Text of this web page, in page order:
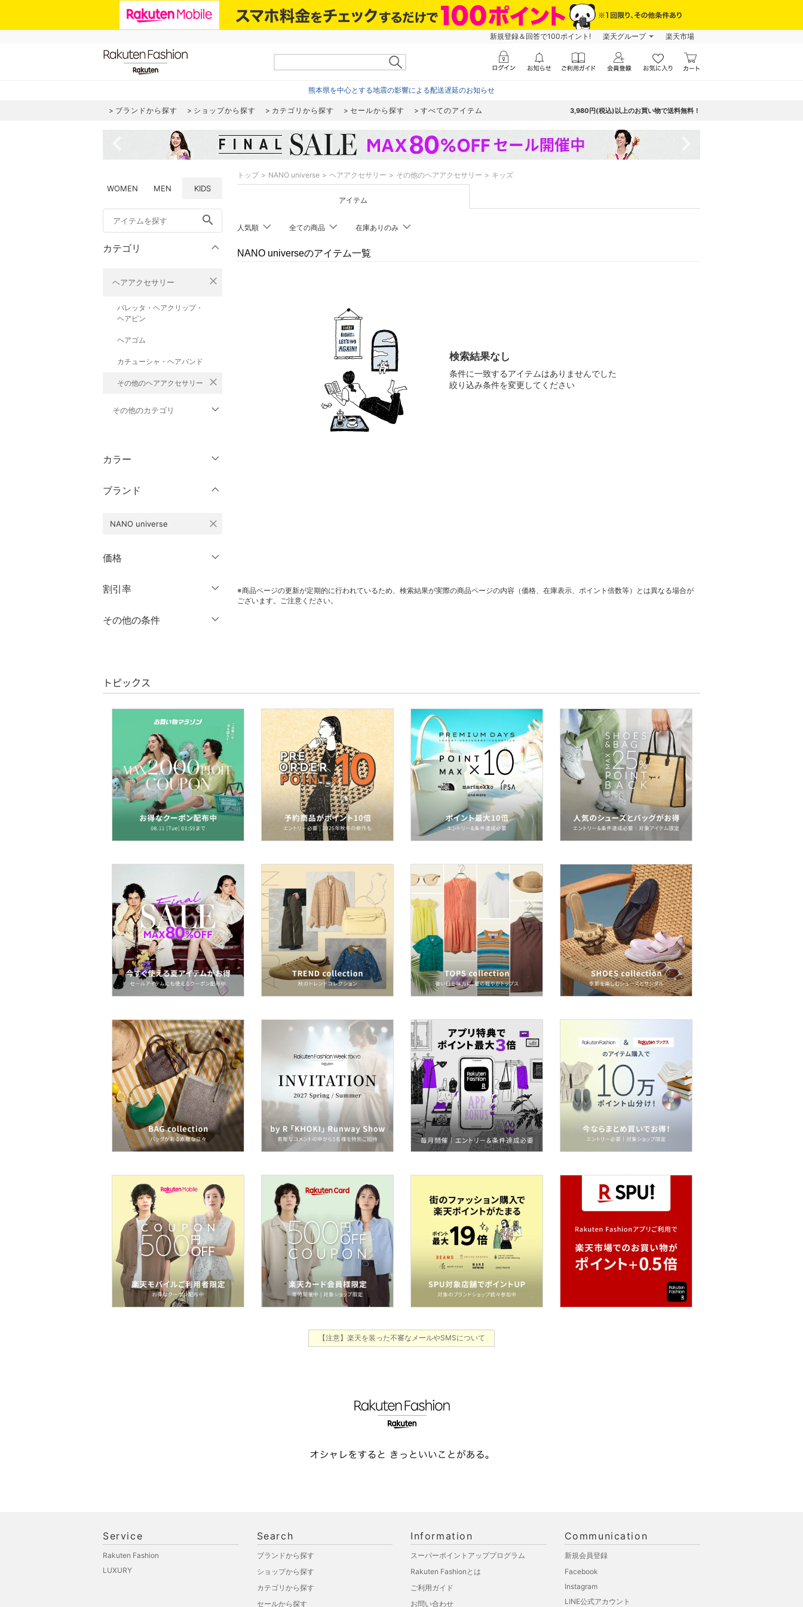
新規登録＆回答で100ポイント! 楽天グループ 楽天市場
熊本県を中心とする地震の影響による配送遅延のお知らせ
ブランドから探す ショップから探す カテゴリから探す セールから探す すべてのアイテム 3,980円(税込)以上のお買い物で送料無料！
WOMEN MEN KIDS
search
カテゴリ
ヘアアクセサリー close
バレッタ・ヘアクリップ・
ヘアピン
ヘアゴム
カチューシャ・ヘアバンド
その他のヘアアクセサリー close
その他のカテゴリ
パンツ
ワンピース・ドレス
スカート
ーオール
バッグ
ファッション雑貨
アクセサリー・腕時計
財布・ポーチ・ケース
マタニティウェア・ベビ
スーツ・フォーマル
水着・スイムグッズ
着物・浴衣・和装小物
スキンケア
ボディケア・オーラルケ
ヘアケア
食器・調理器具・キッチ
ン用品
インテリア・生活雑貨
スマホグッズ・オーディ
オ機器
文房具
福袋・ギフト・その他
カラー
クリア
ブランド
NANO universe close
価格
絞り込み
割引率
％OFF～ ％OFF
その他の条件
クリア 絞り込み
トップ NANO universe ヘアアクセサリー その他のヘアアクセサリー キッズ
アイテム
人気順 全ての商品 在庫ありのみ
NANO universeのアイテム一覧
検索結果なし
条件に一致するアイテムはありませんでした
絞り込み条件を変更してください
※商品ページの更新が定期的に行われているため、検索結果が実際の商品ページの内容（価格、在庫表示、ポイント倍数等）とは異なる場合が
ございます。ご注意ください。
トピックス
【注意】楽天を装った不審なメールやSMSについて
Service
Rakuten Fashion
LUXURY
Search
ブランドから探す
ショップから探す
カテゴリから探す
セールから探す
Information
スーパーポイントアッププログラム
Rakuten Fashionとは
ご利用ガイド
お問い合わせ
Communication
新規会員登録
Facebook
Instagram
LINE公式アカウント